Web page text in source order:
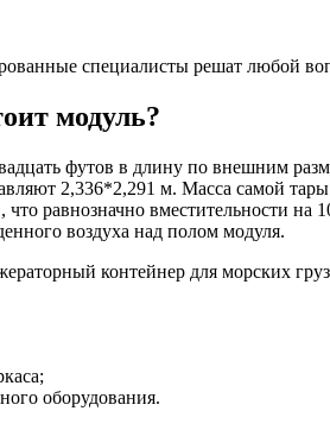
специалисты решат любой
модуль?
футов в длину по внешним
2,336*2,291 м. Масса самой
что равнозначно вместительности на
воздуха над полом модуля.
контейнер для морских
оборудования.